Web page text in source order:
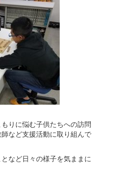
りに悩む子供たちへの訪問
など支援活動に取り組んで
など日々の様子を気ままに